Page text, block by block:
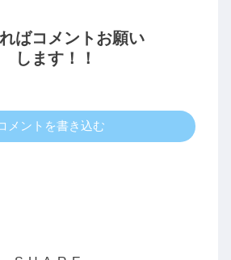
ばコメントお願い
します！！
メントを書き込む